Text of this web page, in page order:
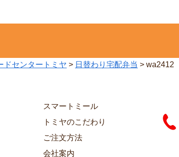
ドセンタートミヤ > 日替わり宅配弁当 > wa2412
スマートミール
トミヤのこだわり
ご注文方法
会社案内